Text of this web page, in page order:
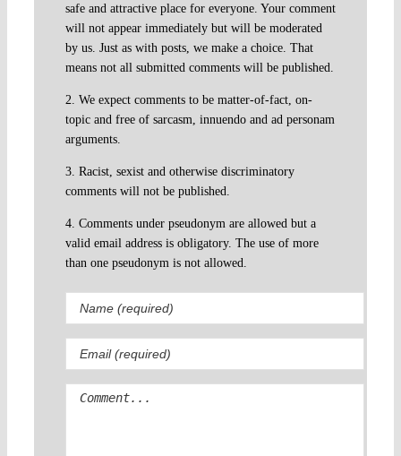
safe and attractive place for everyone. Your comment
will not appear immediately but will be moderated
by us. Just as with posts, we make a choice. That
means not all submitted comments will be published.
2. We expect comments to be matter-of-fact, on-
topic and free of sarcasm, innuendo and ad personam
arguments.
3. Racist, sexist and otherwise discriminatory
comments will not be published.
4. Comments under pseudonym are allowed but a
valid email address is obligatory. The use of more
than one pseudonym is not allowed.
Comment